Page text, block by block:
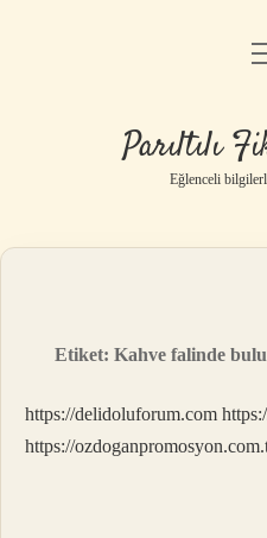
Parıltılı
Eğlenceli
Etiket:Kahve falinde
https://delidoluforum.com
https://